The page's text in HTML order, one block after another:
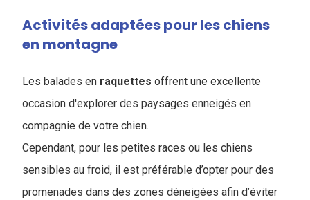
Activités adaptées pour les chiens
en montagne
Les balades en raquettes offrent une excellente
occasion d'explorer des paysages enneigés en
compagnie de votre chien.
Cependant, pour les petites races ou les chiens
sensibles au froid, il est préférable d’opter pour des
promenades dans des zones déneigées afin d’éviter